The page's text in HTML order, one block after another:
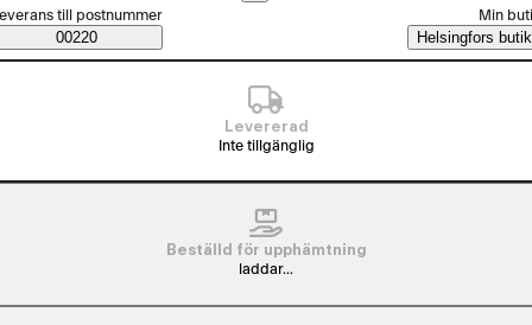
Saatavuustiedot
beställningssätt
till postnummer
00220
Min
Helsingfors butik
Levererad
Inte tillgänglig
Beställd för upphämtning
laddar...